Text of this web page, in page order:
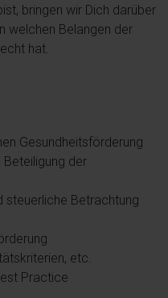
bringen wir Dich darüber
welchen Belangen der
hat.
Gesundheitsförderung
Beteiligung der
steuerliche Betrachtung
etc.
Practice